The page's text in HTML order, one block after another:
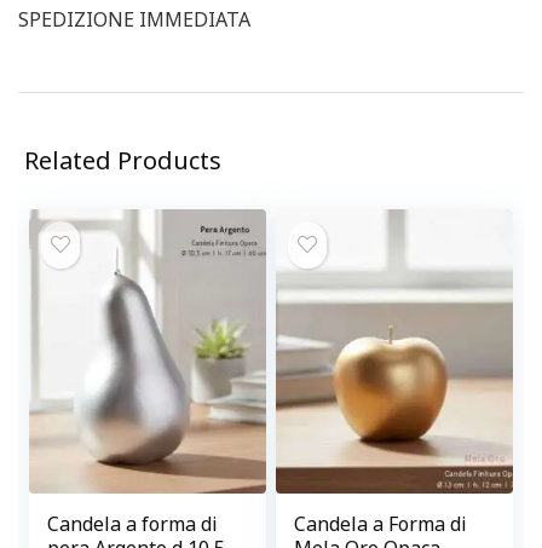
SPEDIZIONE IMMEDIATA
Related Products
Candela a forma di
Candela a Forma di